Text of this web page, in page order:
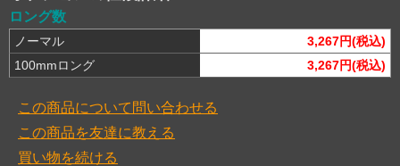
ロング数
ノーマル
3,267円(税込)
100mmロング
3,267円(税込)
この商品について問い合わせる
この商品を友達に教える
買い物を続ける